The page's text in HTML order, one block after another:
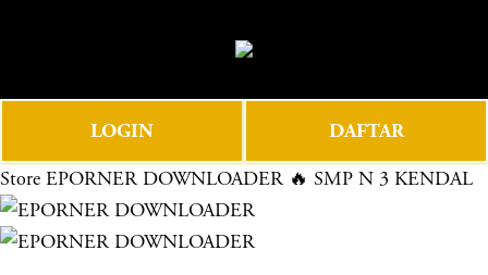
e
e
n
u
LOGIN DAFTAR
Store EPORNER DOWNLOADER 🔥 SMP N 3 KENDAL